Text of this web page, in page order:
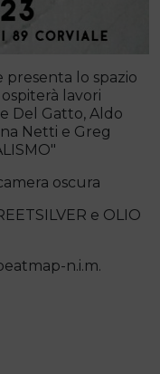
presenta lo spazio
lavori
Del Gatto, Aldo
Netti e Greg
oscura
e OLIO
n.i.m.